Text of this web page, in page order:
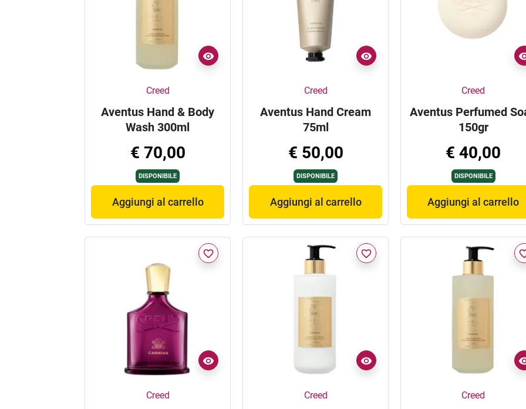
Creed
Aventus Hand & Body
Wash 300ml
€ 70,00
DISPONIBILE
Aggiungi al carrello
Creed
Aventus Hand Cream
75ml
€ 50,00
DISPONIBILE
Aggiungi al carrello
Creed
Aventus Perfumed
150gr
€ 40,00
DISPONIBILE
Aggiungi al carrello
favorite_border
Creed
favorite_border
Creed Creed